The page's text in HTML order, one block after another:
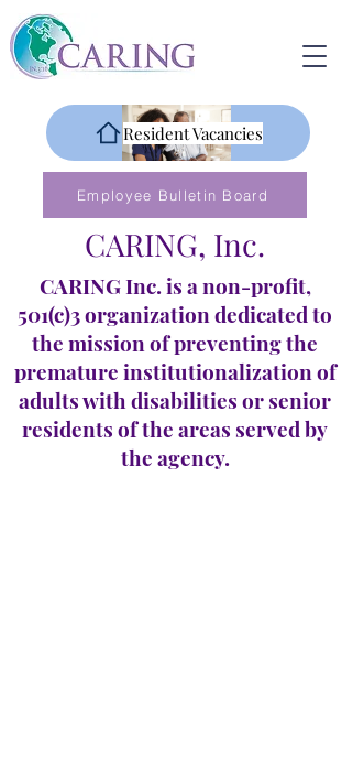
CARING, Inc.
CARING Inc. is a non-profit,
501(c)3 organization dedicated to
the mission of preventing the
premature institutionalization of
adults with disabilities or senior
residents of the areas served by
the agency.
Resident Vacancies
Employee Bulletin Board